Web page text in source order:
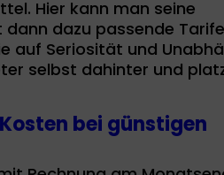
Hier kann man seine
dazu passende
auf Seriosität und
selbst dahinter und
bei günstigen